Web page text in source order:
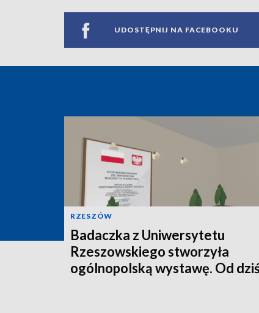
UDOSTĘPNIJ NA FACEBOOKU
RZESZÓW
Badaczka z Uniwersytetu
Rzeszowskiego stworzyła
ogólnopolską wystawę. Od dziś